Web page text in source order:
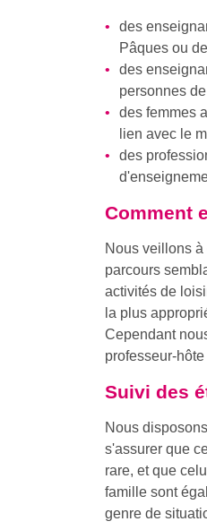
des
Pâques ou
des
personnes
des femmes
lien avec le
des
Comment
Nous veillons
parcours
activités de
la plus
Cependant
professeur-
Suivi des
Nous
s'assurer que
rare, et que
famille sont
genre de